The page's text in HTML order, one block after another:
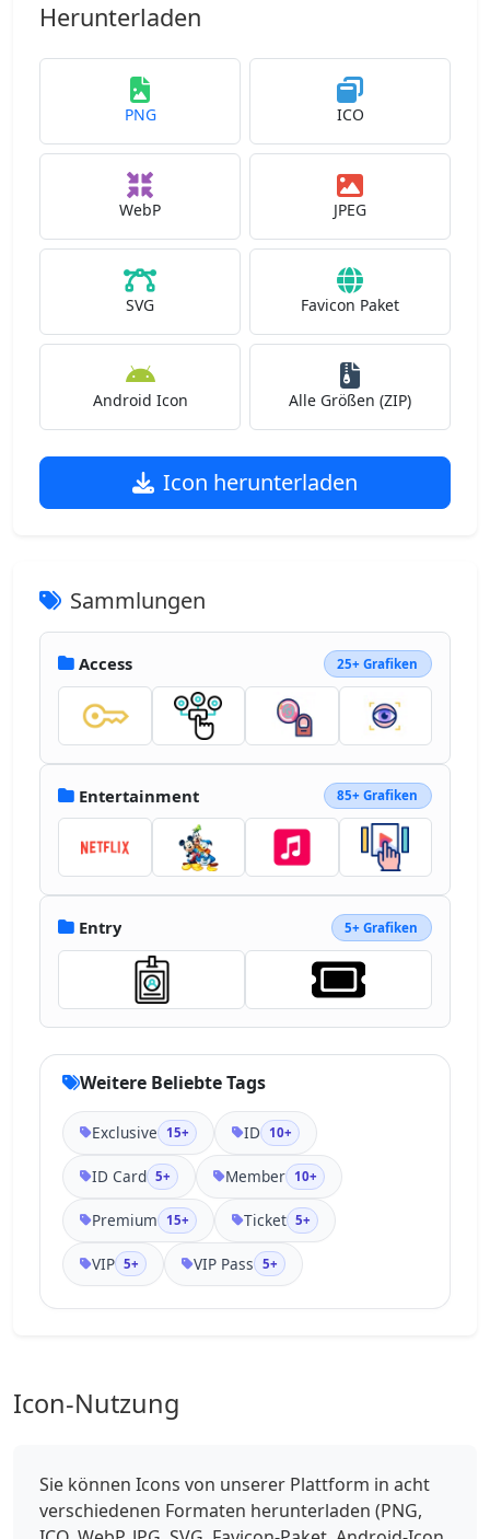
Herunterladen
PNG ICO
WebP JPEG
SVG Favicon Paket
Android Icon Alle Größen (ZIP)
Icon herunterladen
Sammlungen
Access 25+ Grafiken
Entertainment 85+ Grafiken
Entry 5+ Grafiken
Weitere Beliebte Tags
Exclusive 15+ ID 10+
ID Card 5+ Member 10+
Premium 15+ Ticket 5+
VIP 5+ VIP Pass 5+
Icon-Nutzung
Sie können Icons von unserer Plattform in acht
verschiedenen Formaten herunterladen (PNG,